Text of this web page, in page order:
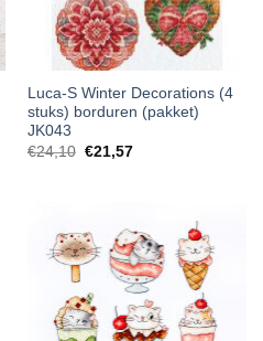
Luca-S Winter Decorations (4
stuks) borduren (pakket)
JK043
€24,10 €21,57